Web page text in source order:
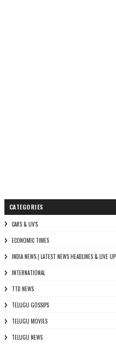
CATEGORIES
CARS & UV'S
ECONOMIC TIMES
INDIA NEWS | LATEST NEWS HEADLINES & LIVE
INTERNATIONAL
TTD NEWS
TELUGU GOSSIPS
TELUGU MOVIES
TELUGU NEWS